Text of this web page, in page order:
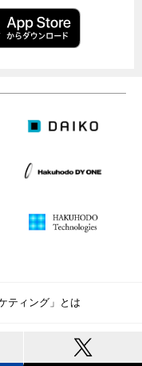
ティング」とは